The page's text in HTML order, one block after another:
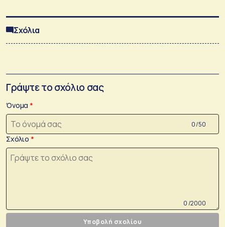
Σχόλια
Γράψτε το σχόλιο σας
Όνομα
0 /50
Σχόλιο
0 /2000
Υποβολή σχολίου